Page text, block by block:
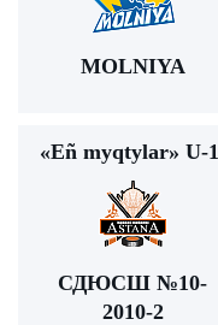
MOLNIYA
«Eñ myqtylar» U-
СДЮСШ №10-
2010-2